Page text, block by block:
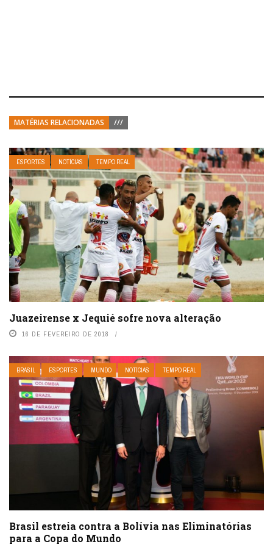
MATÉRIAS RELACIONADAS ///
ESPORTES NOTÍCIAS TEMPO REAL
Juazeirense x Jequié sofre nova alteração
16 DE FEVEREIRO DE 2018
BRASIL ESPORTES MUNDO NOTÍCIAS TEMPO REAL
Brasil estreia contra a Bolívia nas Eliminatórias
para a Copa do Mundo